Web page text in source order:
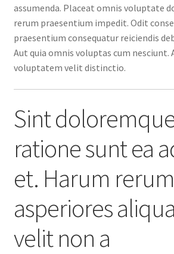
assumenda. Placeat omnis voluptate
rerum praesentium impedit. Odit
praesentium consequatur reiciendis
Aut quia omnis voluptas cum nesciunt.
voluptatem velit distinctio.
Sint
ratione sunt ea
et. Harum rerum
asperiores
velit non a